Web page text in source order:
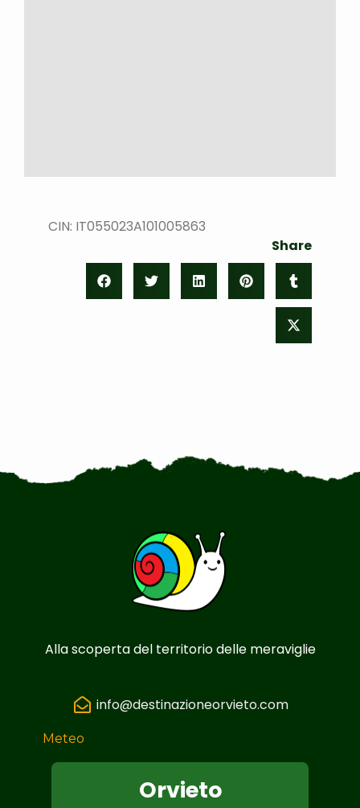
CIN: IT055023A101005863
Share
Alla scoperta del territorio delle meraviglie
info@destinazioneorvieto.com
Meteo
Orvieto